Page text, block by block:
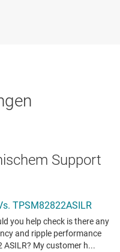
Support